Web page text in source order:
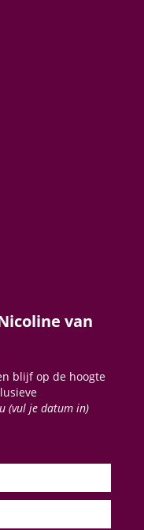
van
blijf op de hoogte
(vul je datum in)